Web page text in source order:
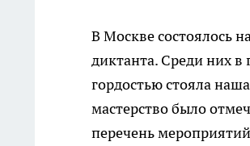
В Москве состоялось
диктанта. Среди них в
гордостью стояла
мастерство было
перечень